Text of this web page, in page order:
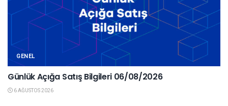
GENEL
Günlük Açığa Satış Bilgileri 06/08/2026
6 AĞUSTOS 2026